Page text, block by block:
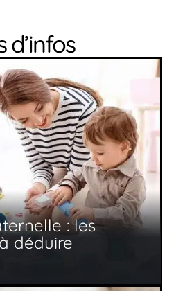
d’infos
: les
déduire